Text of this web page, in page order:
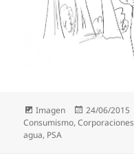
Formato
Imagen
Publicado
el
24/06/2015
Consumismo,Corporaciones
agua, PSA